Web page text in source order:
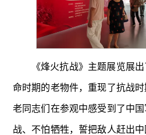
《烽火抗战》主题展览展
命时期的老物件，重现了抗战时
老同志们在参观中感受到了中
战、不怕牺牲，誓把敌人赶出